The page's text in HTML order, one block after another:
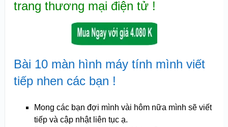
trang thương mại điện tử !
Bài 10 màn hình máy tính mình viết
tiếp nhen các bạn !
Mong các bạn đợi mình vài hôm nữa mình sẽ viết
tiếp và cập nhật liên tục ạ.